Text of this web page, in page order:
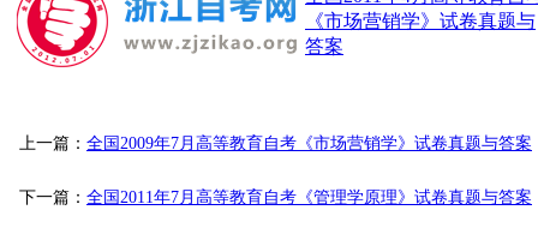
《市场营销学》试卷真题与
答案
上一篇： 全国2009年7月高等教育自考《市场营销学》试卷真题与答案
下一篇： 全国2011年7月高等教育自考《管理学原理》试卷真题与答案